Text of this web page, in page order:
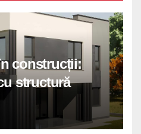
construcții:
structură